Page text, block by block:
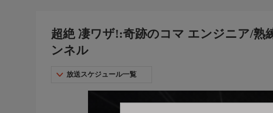
超絶 凄ワザ!:奇跡のコマ エンジニア/熟
ンネル
放送スケジュール一覧